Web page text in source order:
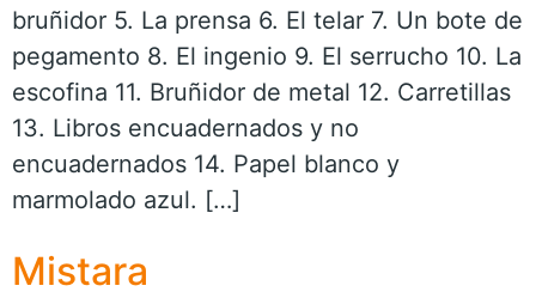
bruñidor 5. La prensa 6. El telar 7. Un bote de
pegamento 8. El ingenio 9. El serrucho 10. La
escofina 11. Bruñidor de metal 12. Carretillas
13. Libros encuadernados y no
encuadernados 14. Papel blanco y
marmolado azul. […]
Mistara